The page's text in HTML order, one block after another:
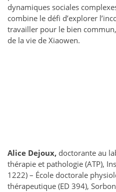
dynamiques sociales
combine le défi d’explorer
travailler pour le bien
de la vie de Xiaowen.
Alice Dejoux, doctorante au
thérapie et pathologie (ATP),
1222) – École doctorale
thérapeutique (ED 394),